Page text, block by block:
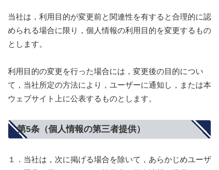
当社は，利用目的が変更前と関連性を有すると合理的に認
められる場合に限り，個人情報の利用目的を変更するもの
とします。
利用目的の変更を行った場合には，変更後の目的につい
て，当社所定の方法により，ユーザーに通知し，または本
ウェブサイト上に公表するものとします。
第5条（個人情報の第三者提供）
１．当社は，次に掲げる場合を除いて，あらかじめユーザ